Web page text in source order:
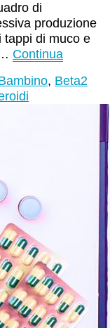
di
produzione
tappi di muco e
Continua
, Beta2